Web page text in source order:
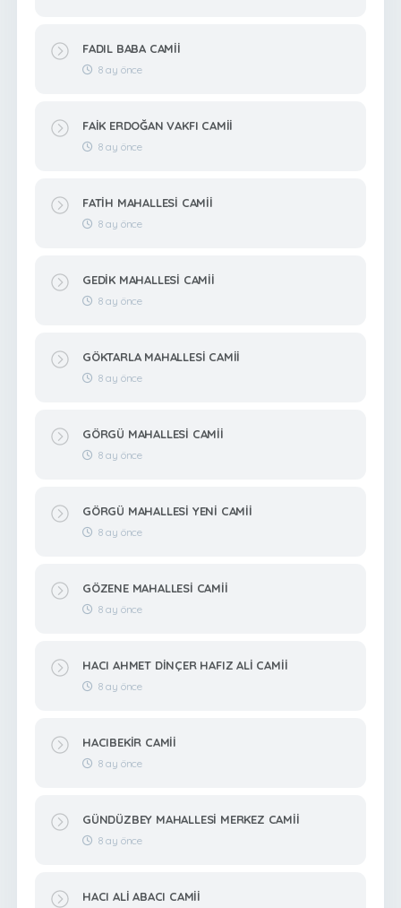
FADIL BABA CAMİİ
8 ay önce
FAİK ERDOĞAN VAKFI CAMİİ
8 ay önce
FATİH MAHALLESİ CAMİİ
8 ay önce
GEDİK MAHALLESİ CAMİİ
8 ay önce
GÖKTARLA MAHALLESİ CAMİİ
8 ay önce
GÖRGÜ MAHALLESİ CAMİİ
8 ay önce
GÖRGÜ MAHALLESİ YENİ CAMİİ
8 ay önce
GÖZENE MAHALLESİ CAMİİ
8 ay önce
HACI AHMET DİNÇER HAFIZ ALİ CAMİİ
8 ay önce
HACIBEKİR CAMİİ
8 ay önce
GÜNDÜZBEY MAHALLESİ MERKEZ CAMİİ
8 ay önce
HACI ALİ ABACI CAMİİ